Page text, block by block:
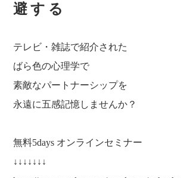
避する
テレビ・雑誌で紹介された
ばら色の心理学で
素敵なパートナーシップを
永遠に五感記憶しませんか？
無料5days オンラインセミナー
↓↓↓↓↓↓↓